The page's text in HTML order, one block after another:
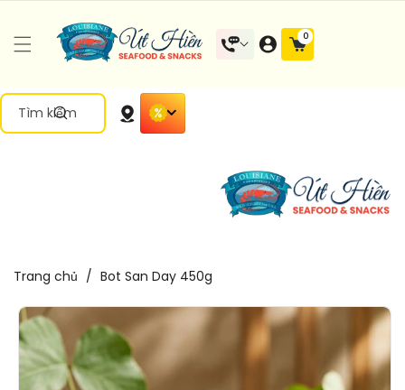
Dung
Tìm kiếm
0
0 mặt
hàng
Trang chủ / Bot San Day 450g
Chuyển
Đến Thông
Tin Sản
Phẩm